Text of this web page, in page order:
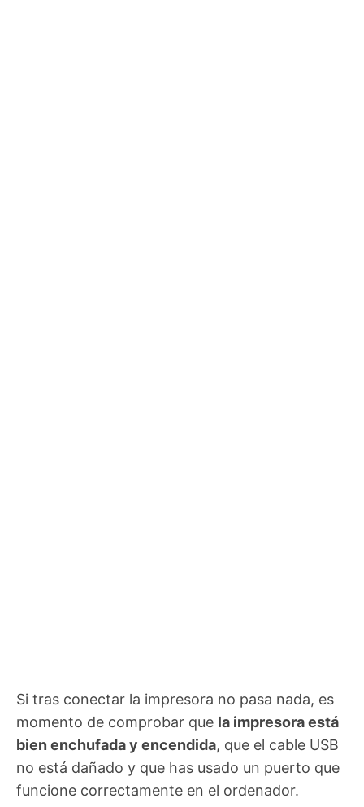
Si tras conectar la impresora no pasa nada, es
momento de comprobar que la impresora está
bien enchufada y encendida, que el cable USB
no está dañado y que has usado un puerto que
funcione correctamente en el ordenador.